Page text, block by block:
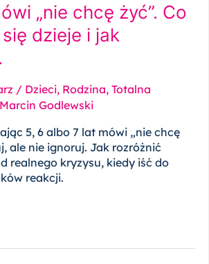
„nie chcę żyć”. Co
dzieje i jak
/ Dzieci, Rodzina, Totalna
Marcin Godlewski
5, 6 albo 7 lat mówi „nie chcę
ale nie ignoruj. Jak rozróżnić
realnego kryzysu, kiedy iść do
reakcji.